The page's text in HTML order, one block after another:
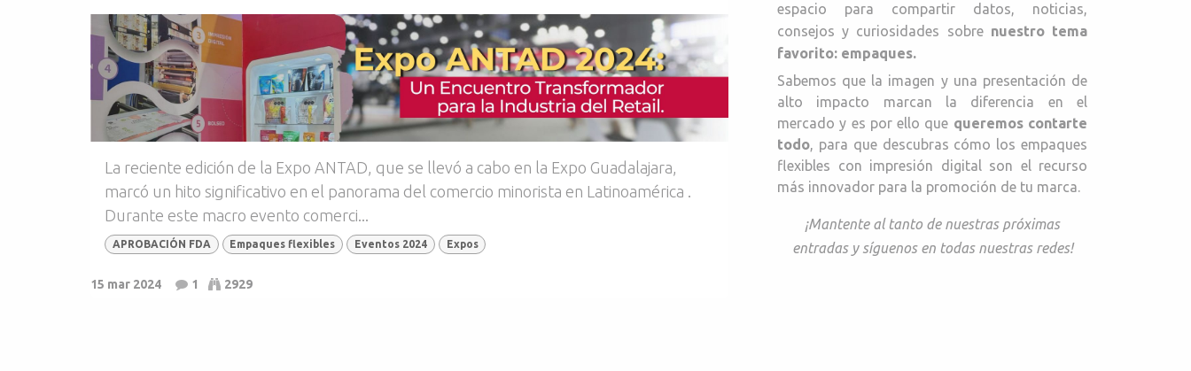
La reciente edición de la Expo ANTAD, que se llevó a cabo en la Expo Guadalajara,
marcó un hito significativo en el panorama del comercio minorista en Latinoamérica .
Durante este macro evento comerci...
APROBACIÓN FDA Empaques flexibles Eventos 2024 Expos
15 mar 2024 1 2929
espacio para compartir datos, noticias,
consejos y curiosidades sobre nuestro tema
favorito: empaques.
Sabemos que la imagen y una presentación de
alto impacto marcan la diferencia en el
mercado y es por ello que queremos contarte
todo, para que descubras cómo los empaques
flexibles con impresión digital son el recurso
más innovador para la promoción de tu marca.
¡Mantente al tanto de nuestras próximas
entradas y síguenos en todas nuestras redes!